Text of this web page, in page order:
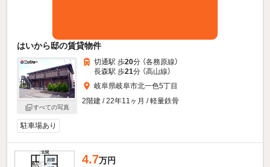
はいから邸の賃貸物件
すべての写真
切通駅 歩20分 （各務原線）
長森駅 歩21分 （高山線）
岐阜県岐阜市北一色5丁目
2階建 / 22年11ヶ月 / 軽量鉄骨
駐車場あり
4.7万円